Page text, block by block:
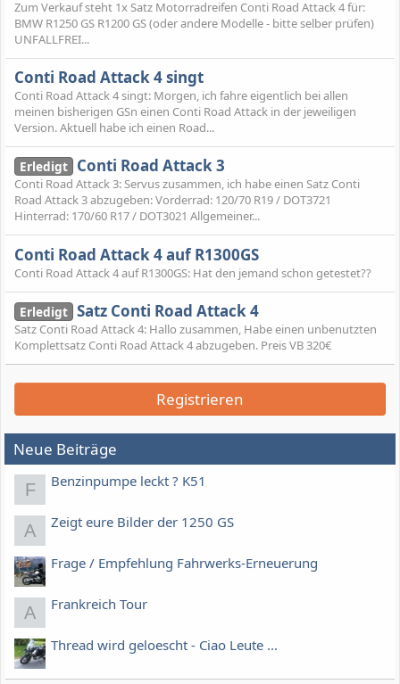
Zum Verkauf steht 1x Satz Motorradreifen Conti Road Attack 4 für:
BMW R1250 GS R1200 GS (oder andere Modelle - bitte selber prüfen)
UNFALLFREI...
Conti Road Attack 4 singt
Conti Road Attack 4 singt: Morgen, ich fahre eigentlich bei allen
meinen bisherigen GSn einen Conti Road Attack in der jeweiligen
Version. Aktuell habe ich einen Road...
Erledigt Conti Road Attack 3
Conti Road Attack 3: Servus zusammen, ich habe einen Satz Conti
Road Attack 3 abzugeben: Vorderrad: 120/70 R19 / DOT3721
Hinterrad: 170/60 R17 / DOT3021 Allgemeiner...
Conti Road Attack 4 auf R1300GS
Conti Road Attack 4 auf R1300GS: Hat den jemand schon getestet??
Erledigt Satz Conti Road Attack 4
Satz Conti Road Attack 4: Hallo zusammen, Habe einen unbenutzten
Komplettsatz Conti Road Attack 4 abzugeben. Preis VB 320€
Registrieren
Neue Beiträge
F Benzinpumpe leckt ? K51
A Zeigt eure Bilder der 1250 GS
Frage / Empfehlung Fahrwerks-Erneuerung
A Frankreich Tour
Thread wird geloescht - Ciao Leute ...